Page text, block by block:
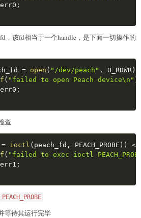
err0 ;
，该fd相当于一个handle，是下面一切操作的
= open ( "/dev/peach" , O_RDWR )
( "failed to open Peach device\n" )
err0 ;
查
= ioctl ( peach_fd , PEACH_PROBE ) ) <
( "failed to exec ioctl
err1 ;
Copy
PEACH_PROBE
等待其运行完毕